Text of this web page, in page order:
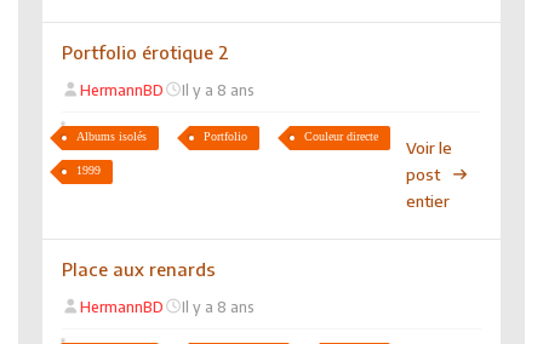
Portfolio érotique 2
HermannBD Il y a 8 ans
Albums isolés Portfolio Couleur directe
1999
Voir le
post
entier
Place aux renards
HermannBD Il y a 8 ans